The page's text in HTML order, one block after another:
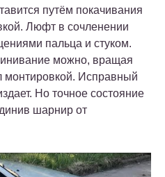
путём покачивания
Люфт в сочленении
пальца и стуком.
можно, вращая
монтировкой. Исправный
Но точное состояние
шарнир от